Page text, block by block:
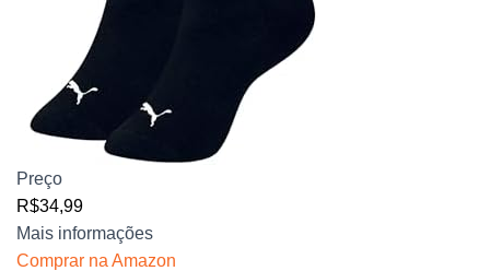
Preço
R$34,99
Mais informações
Comprar na Amazon